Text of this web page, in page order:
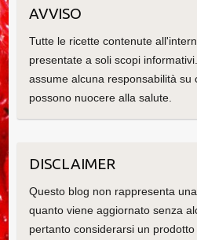
AVVISO
Tutte le ricette contenute
presentate a soli scopi
assume alcuna responsabilità su
possono nuocere alla salute.
DISCLAIMER
Questo blog non rappresenta
quanto viene aggiornato senza
pertanto considerarsi un